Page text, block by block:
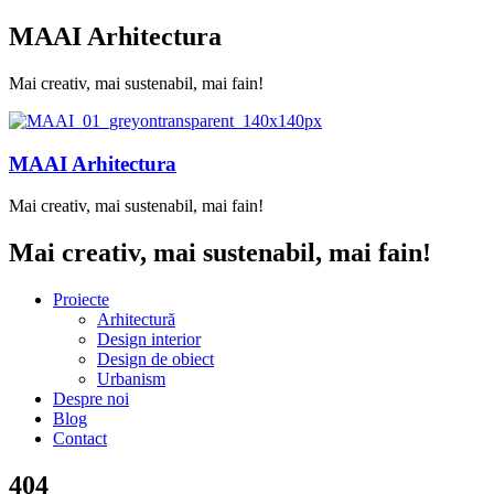
MAAI Arhitectura
Mai creativ, mai sustenabil, mai fain!
MAAI Arhitectura
Mai creativ, mai sustenabil, mai fain!
Mai creativ, mai sustenabil, mai fain!
Proiecte
Arhitectură
Design interior
Design de obiect
Urbanism
Despre noi
Blog
Contact
404